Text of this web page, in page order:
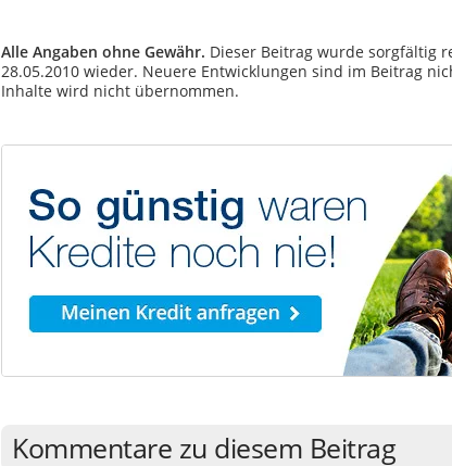
Alle Angaben ohne Gewähr. Dieser Beitrag wurde sorgfältig
28.05.2010 wieder. Neuere Entwicklungen sind im Beitrag
Inhalte wird nicht übernommen.
Kommentare zu diesem Beitrag